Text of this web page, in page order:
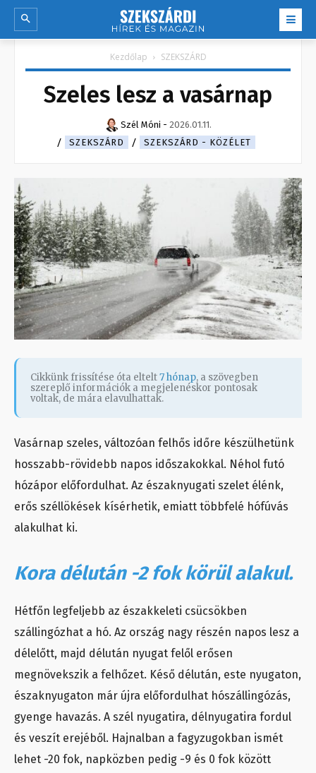
Kezdőlap SZEKSZÁRD
Szeles lesz a vasárnap
Szél Móni - 2026.01.11.
SZEKSZÁRD
SZEKSZÁRD - KÖZÉLET
Cikkünk frissítése óta eltelt7 hónap, a szövegben
szereplő információk a megjelenéskor pontosak
voltak, de mára elavulhattak.
Vasárnap szeles, változóan felhős időre készülhetünk
hosszabb-rövidebb napos időszakokkal. Néhol futó
hózápor előfordulhat. Az északnyugati szelet élénk,
erős széllökések kísérhetik, emiatt többfelé hófúvás
alakulhat ki.
Kora délután -2 fok körül alakul.
Hétfőn legfeljebb az északkeleti csücsökben
szállingózhat a hó. Az ország nagy részén napos lesz a
délelőtt, majd délután nyugat felől erősen
megnövekszik a felhőzet. Késő délután, este nyugaton,
északnyugaton már újra előfordulhat hószállingózás,
gyenge havazás. A szél nyugatira, délnyugatira fordul
és veszít erejéből. Hajnalban a fagyzugokban ismét
lehet -20 fok, napközben pedig -9 és 0 fok között